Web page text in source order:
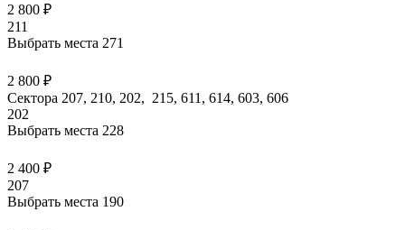
2 800 ₽
211
Выбрать места 271
2 800 ₽
Сектора 207, 210, 202, 215, 611, 614, 603, 606
202
Выбрать места 228
2 400 ₽
207
Выбрать места 190